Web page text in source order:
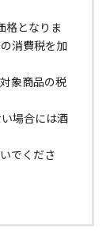
格となりま
消費税を加
象商品の税
場合には酒
でくださ